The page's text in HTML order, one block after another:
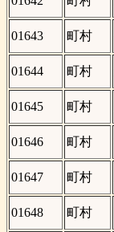
01643
町村
01644
町村
01645
町村
01646
町村
01647
町村
01648
町村